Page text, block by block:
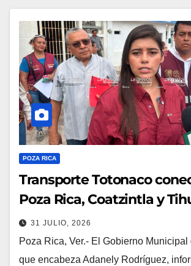
POZA RICA
Transporte Totonaco
Poza Rica, Coatzintla y
31 JULIO, 2026
Poza Rica, Ver.- El Gobierno
que encabeza Adanely Rodríguez,